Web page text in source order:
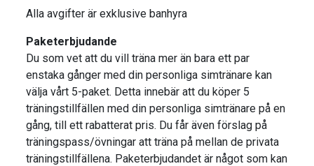
Alla avgifter är exklusive banhyra
Paketerbjudande
Du som vet att du vill träna mer än bara ett par
enstaka gånger med din personliga simtränare kan
välja vårt 5-paket. Detta innebär att du köper 5
träningstillfällen med din personliga simtränare på en
gång, till ett rabatterat pris. Du får även förslag på
träningspass/övningar att träna på mellan de privata
träningstillfällena. Paketerbjudandet är något som kan